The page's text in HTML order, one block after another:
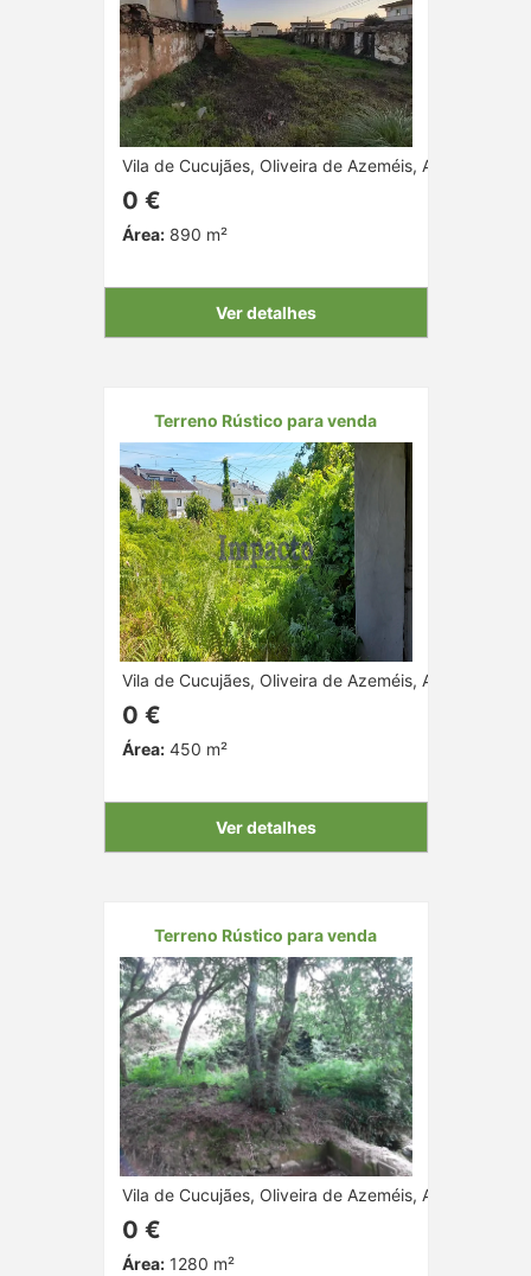
Vila de Cucujães, Oliveira de Azeméis, Aveiro
0 €
Área:890 m²
Ver detalhes
Terreno Rústico para venda
Vila de Cucujães, Oliveira de Azeméis, Aveiro
0 €
Área:450 m²
Ver detalhes
Terreno Rústico para venda
Vila de Cucujães, Oliveira de Azeméis, Aveiro
0 €
Área:1280 m²